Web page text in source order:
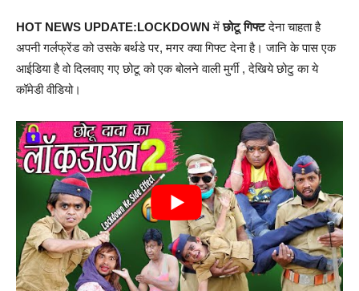
HOT NEWS UPDATE:LOCKDOWN मेंछोटू गिफ्टदेना चाहता है
अपनी गर्लफ्रेंड को उसके बर्थडे पर, मगर क्या गिफ्ट देना है। जानि के पास एक
आईडिया है वो दिलवाए गए छोटू को एक बोलने वाली मुर्गी , देखिये छोटु का ये
कॉमेडी वीडियो।